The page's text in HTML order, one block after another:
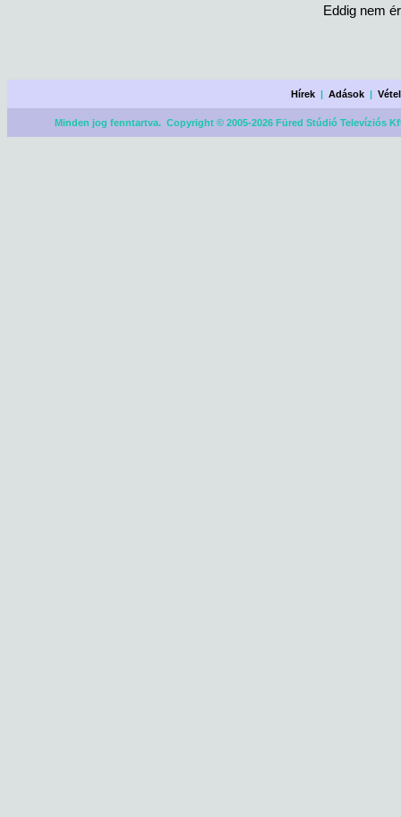
Eddig nem
Hírek |Adások |
Minden jog fenntartva. Copyright © 2005-2026 Füred Stúdió Televíziós